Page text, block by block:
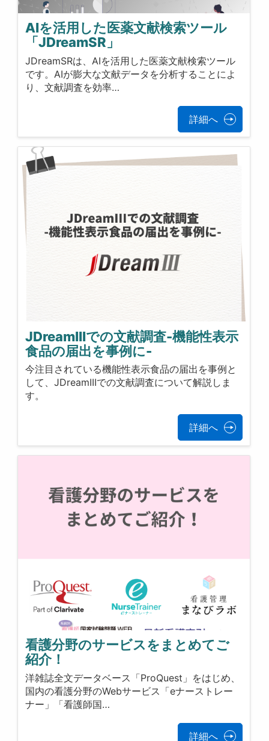
AIを活用した医薬文献検索ツール
「JDreamSR」
JDreamSRは、AIを活用した医薬文献検索ツール
です。AIが膨大な文献データを分析することによ
り、文献調査を効率…
詳細へ
JDreamIIIでの文献調査-機能性表示
食品の届出を事例に-
今注目されている機能性表示食品の届出を事例と
して、JDreamIIIでの文献調査について解説しま
す。
詳細へ
看護分野のサービスをまとめてご
紹介！
洋雑誌全文データベース「ProQuest」をはじめ、
国内の看護分野のWebサービス「eナーストレー
ナー」「看護師国…
詳細へ